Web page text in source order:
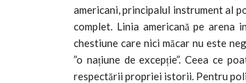
americani, principalul instrument al
complet. Linia americană pe arena
chestiune care nici măcar nu este
”o națiune de excepție”. Ceea ce
respectării propriei istorii. Pentru